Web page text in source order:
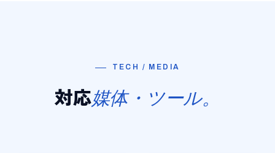
TECH / MEDIA
対応媒体・ツール。